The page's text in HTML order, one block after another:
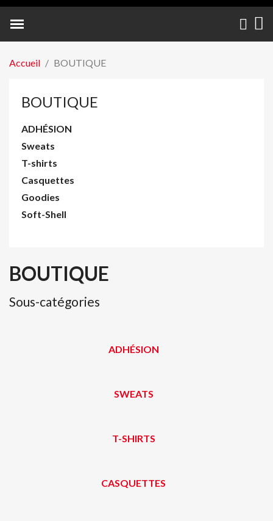
Accueil BOUTIQUE
BOUTIQUE
ADHÉSION
Sweats
T-shirts
Casquettes
Goodies
Soft-Shell
BOUTIQUE
Sous-catégories
ADHÉSION
SWEATS
T-SHIRTS
CASQUETTES